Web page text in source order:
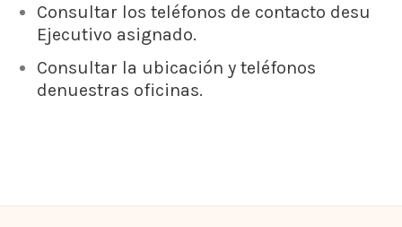
Consultar los teléfonos de contacto desu
Ejecutivo asignado.
Consultar la ubicación y teléfonos
denuestras oficinas.